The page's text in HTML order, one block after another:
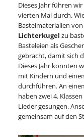
Dieses Jahr führen
vierten Mal durch.
Bastelmaterialien
Lichterkugel zu
Basteleien als
gebracht, damit sich
Dieses Jahr konnten
mit Kindern und
durchführen. An
haben zwei 4.
Lieder gesungen.
gemeinsam auf den